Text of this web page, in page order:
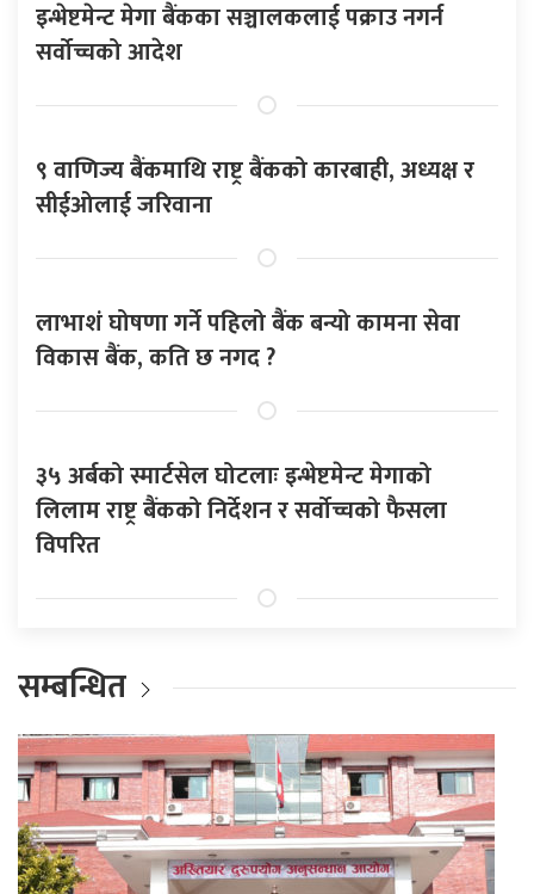
इन्भेष्टमेन्ट मेगा बैंकका सञ्चालकलाई पक्राउ नगर्न
सर्वोच्चको आदेश
९ वाणिज्य बैंकमाथि राष्ट्र बैंकको कारबाही, अध्यक्ष र
सीईओलाई जरिवाना
लाभाशं घोषणा गर्ने पहिलो बैंक बन्यो कामना सेवा
विकास बैंक, कति छ नगद ?
३५ अर्बको स्मार्टसेल घोटलाः इन्भेष्टमेन्ट मेगाको
लिलाम राष्ट्र बैंकको निर्देशन र सर्वोच्चको फैसला
विपरित
सम्बन्धित